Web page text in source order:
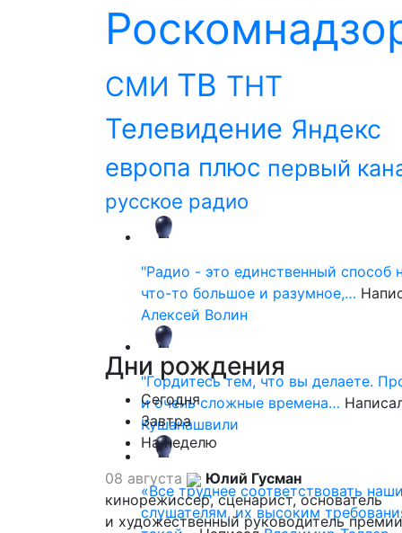
СМИ ТВ ТНТ
Телевидение Яндекс
европа плюс первый
русское радио
"Радио - это единственный способ
что-то большое и разумное,…
Алексей Волин
"Гордитесь тем, что вы делаете.
и очень сложные времена…
Кушанашвили
«Все труднее соответствовать
слушателям, их высоким
Дни рождения
Сегодня
Завтра
На неделю
08 августа
Юлий Гусман
кинорежиссер, сценарист, основатель
и художественный руководитель